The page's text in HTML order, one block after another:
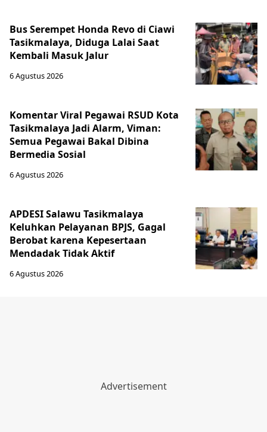
Bus Serempet Honda Revo di Ciawi
Tasikmalaya, Diduga Lalai Saat
Kembali Masuk Jalur
6 Agustus 2026
Komentar Viral Pegawai RSUD Kota
Tasikmalaya Jadi Alarm, Viman:
Semua Pegawai Bakal Dibina
Bermedia Sosial
6 Agustus 2026
APDESI Salawu Tasikmalaya
Keluhkan Pelayanan BPJS, Gagal
Berobat karena Kepesertaan
Mendadak Tidak Aktif
6 Agustus 2026